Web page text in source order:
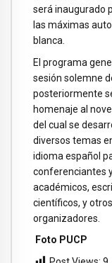
será inaugurado
las máximas
blanca.
El programa
sesión solemne
posteriormente
homenaje al
del cual se
diversos temas
idioma español
conferenciantes
académicos,
científicos, y
organizadores.
Foto PUCP